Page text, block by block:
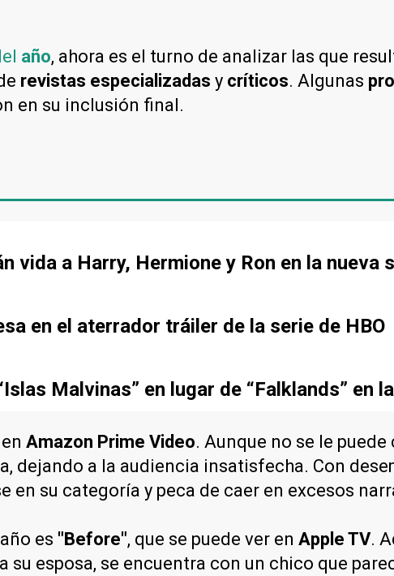
año, ahora es el turno de analizar las que
revistas especializadas y críticos. Algunas
en su inclusión final.
vida a Harry, Hermione y Ron en la nueva
en el aterrador tráiler de la serie de HBO
Malvinas” en lugar de “Falklands” en
Amazon Prime Video. Aunque no se le
dejando a la audiencia insatisfecha. Con
en su categoría y peca de caer en excesos
es "Before", que se puede ver en Apple TV.
su esposa, se encuentra con un chico que